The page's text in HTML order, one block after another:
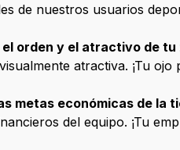
de nuestros usuarios
orden y el atractivo de tu
atractiva. ¡Tu
metas económicas de la
del equipo. ¡Tu